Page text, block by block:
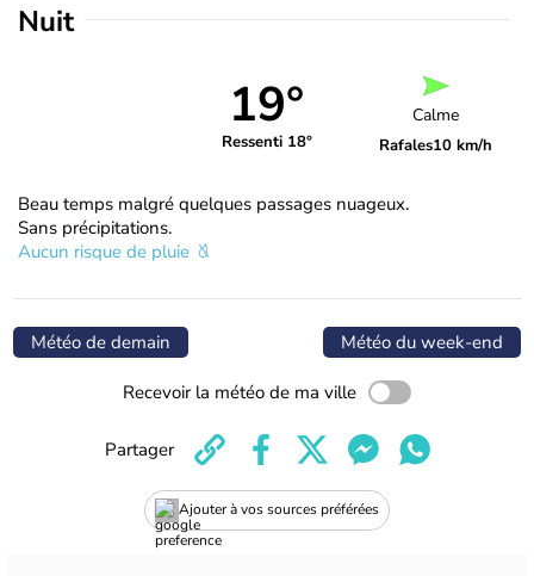
Nuit
19°
Ressenti 18°
Calme
Rafales10 km/h
Beau temps malgré quelques passages nuageux.
Sans précipitations.
Aucun risque de pluie
Météo de demain Météo du week-end
Recevoir la météo de ma ville
Ajouter à vos sources préférées
Partager